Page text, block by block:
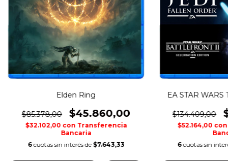
Elden Ring
$85.378,00 $45.860,00
$32.102,00 con Transferencia
Bancaria
6 cuotas sin interés de $7.643,33
EA STAR
$134.409,00
$52.164,00 con
6 cuotas sin